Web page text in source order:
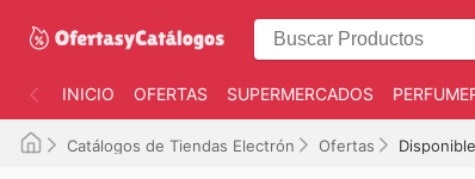
INICIO OFERTAS SUPERMERCADOS
Catálogos de Tiendas Electrón Ofertas